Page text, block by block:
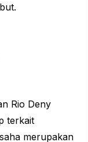
Rio Deny
terkait
merupakan